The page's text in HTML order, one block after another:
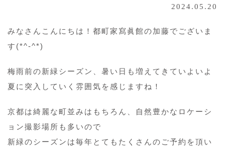
2024.05.20
みなさんこんにちは！都町家寫眞館の加藤でございま
す(*^-^*)
梅雨前の新緑シーズン、暑い日も増えてきていよいよ
夏に突入していく雰囲気を感じますね！
京都は綺麗な町並みはもちろん、自然豊かなロケーシ
ョン撮影場所も多いので
新緑のシーズンは毎年とてもたくさんのご予約を頂い